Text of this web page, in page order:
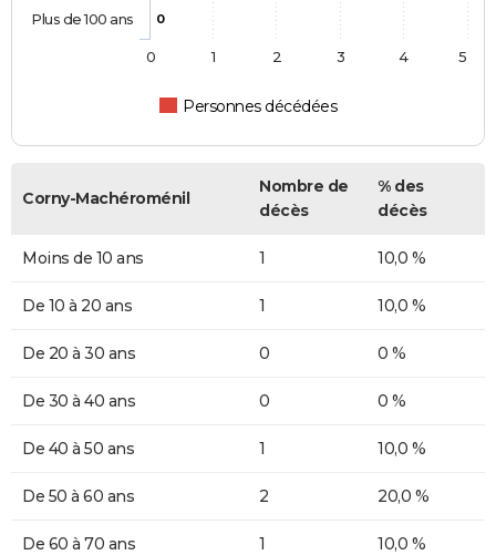
0
Personnes décédées
Plus de 100 ans
0 1 2 3 4 5
Corny-Machéroménil
Nombre de
décès
% des
décès
Moins de 10 ans 1 10,0 %
De 10 à 20 ans 1 10,0 %
De 20 à 30 ans 0 0 %
De 30 à 40 ans 0 0 %
De 40 à 50 ans 1 10,0 %
De 50 à 60 ans 2 20,0 %
De 60 à 70 ans 1 10,0 %